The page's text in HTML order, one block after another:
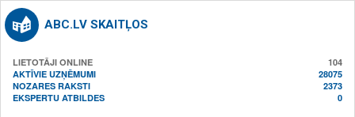
ABC.LV SKAITĻOS
LIETOTĀJI ONLINE
104
AKTĪVIE UZŅĒMUMI
28075
NOZARES RAKSTI
2373
EKSPERTU ATBILDES
0